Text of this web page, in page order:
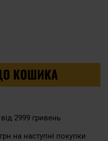
КОШИКА
2999 гривень
на наступні покупки